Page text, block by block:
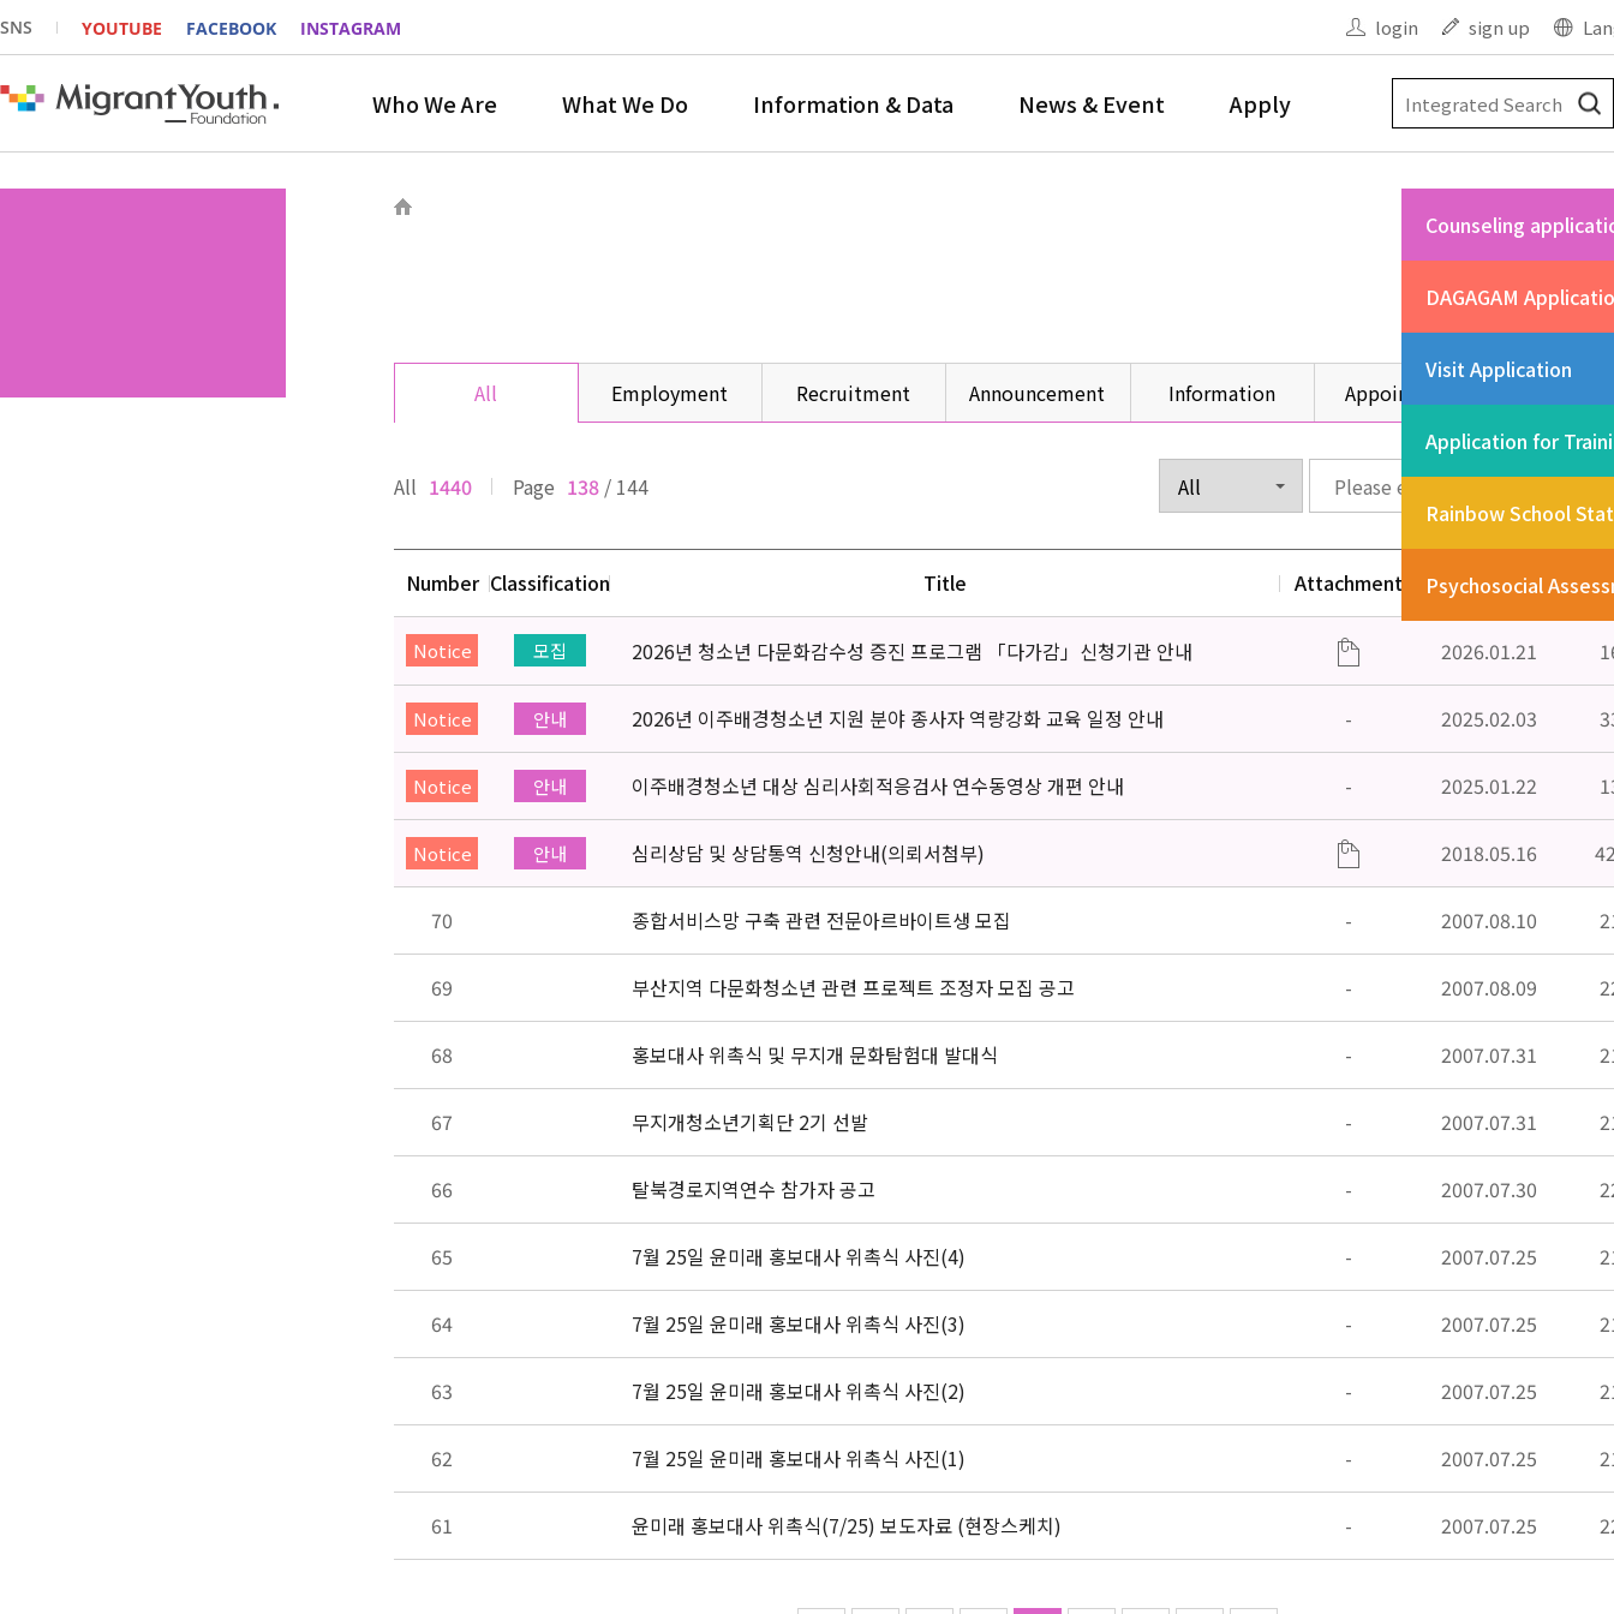
SNS YOUTUBE FACEBOOK INSTAGRAM login sign up
Who We Are What We Do Information & Data News & Event Apply
Counseling
DAGAGAM
Visit Application
Application for
Rainbow School
Psychosocial
All Employment Recruitment Announcement Information Appointment
All 1440 Page 138 / 144
Number Classification Title Attachment Date
Notice 모집 2026년 청소년 다문화감수성 증진 프로그램 「다가감」신청기관 안내 2026.01.21
Notice 안내 2026년 이주배경청소년 지원 분야 종사자 역량강화 교육 일정 안내 - 2025.02.03
Notice 안내 이주배경청소년 대상 심리사회적응검사 연수동영상 개편 안내 - 2025.01.22
Notice 안내 심리상담 및 상담통역 신청안내(의뢰서첨부) 2018.05.16
70 종합서비스망 구축 관련 전문아르바이트생 모집 - 2007.08.10
69 부산지역 다문화청소년 관련 프로젝트 조정자 모집 공고 - 2007.08.09
68 홍보대사 위촉식 및 무지개 문화탐험대 발대식 - 2007.07.31
67 무지개청소년기획단 2기 선발 - 2007.07.31
66 탈북경로지역연수 참가자 공고 - 2007.07.30
65 7월 25일 윤미래 홍보대사 위촉식 사진(4) - 2007.07.25
64 7월 25일 윤미래 홍보대사 위촉식 사진(3) - 2007.07.25
63 7월 25일 윤미래 홍보대사 위촉식 사진(2) - 2007.07.25
62 7월 25일 윤미래 홍보대사 위촉식 사진(1) - 2007.07.25
61 윤미래 홍보대사 위촉식(7/25) 보도자료 (현장스케치) - 2007.07.25